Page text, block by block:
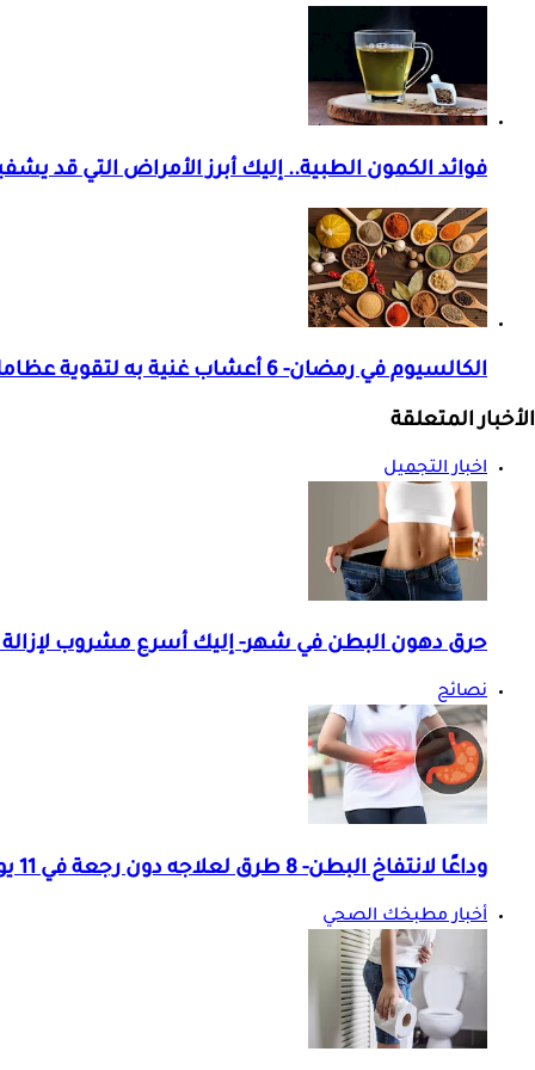
فوائد الكمون الطبية.. إليك أبرز الأمراض التي قد
الكالسيوم في رمضان- 6 أعشاب غنية به لتقوية عظامك
الأخبار المتعلقة
اخبار التجميل
حرق دهون البطن في شهر- إليك أسرع مشروب
نصائح
وداعًا لانتفاخ البطن- 8 طرق لعلاجه دون رجعة في 11 يومًا
أخبار مطبخك الصحي